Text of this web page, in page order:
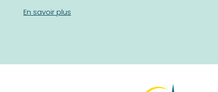
En savoir plus